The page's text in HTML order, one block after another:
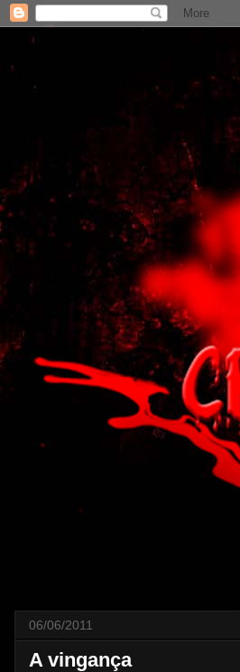
06/06/2011
A vingança